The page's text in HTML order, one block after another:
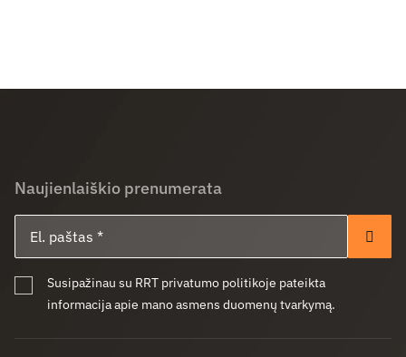
Naujienlaiškio prenumerata
Susipažinau su RRT privatumo politikoje pateikta
informacija apie mano asmens duomenų tvarkymą.